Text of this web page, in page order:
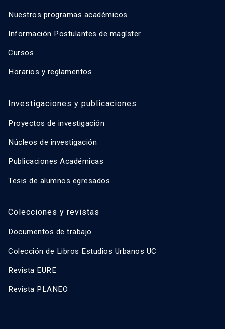
Nuestros programas académicos
Información Postulantes de magíster
Cursos
Horarios y reglamentos
Investigaciones y publicaciones
Proyectos de investigación
Núcleos de investigación
Publicaciones Académicas
Tesis de alumnos egresados
Colecciones y revistas
Documentos de trabajo
Colección de Libros Estudios Urbanos UC
Revista EURE
Revista PLANEO